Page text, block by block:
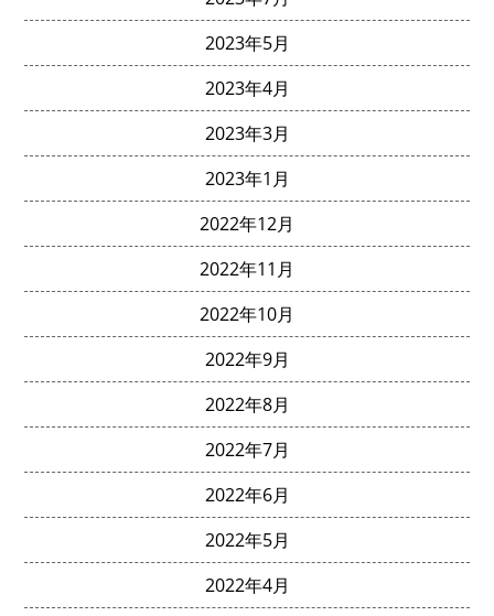
2023年5月
2023年4月
2023年3月
2023年1月
2022年12月
2022年11月
2022年10月
2022年9月
2022年8月
2022年7月
2022年6月
2022年5月
2022年4月